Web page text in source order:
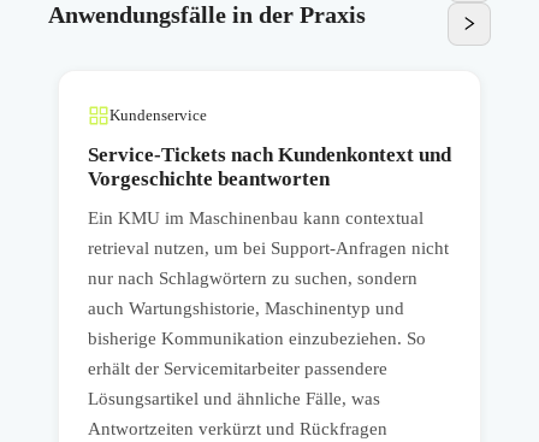
Anwendungsfälle in der Praxis
Kundenservice
Service-Tickets nach Kundenkontext und
Vorgeschichte beantworten
Ein KMU im Maschinenbau kann contextual
retrieval nutzen, um bei Support-Anfragen nicht
nur nach Schlagwörtern zu suchen, sondern
auch Wartungshistorie, Maschinentyp und
bisherige Kommunikation einzubeziehen. So
erhält der Servicemitarbeiter passendere
Lösungsartikel und ähnliche Fälle, was
Antwortzeiten verkürzt und Rückfragen